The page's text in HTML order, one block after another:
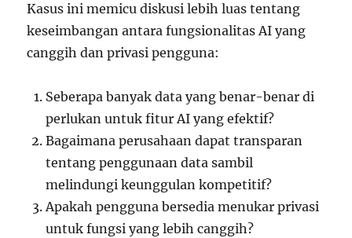
Kasus ini memicu diskusi lebih luas tentang
keseimbangan antara fungsionalitas AI yang
canggih dan privasi pengguna:
Seberapa banyak data yang benar-benar di
perlukan untuk fitur AI yang efektif?
Bagaimana perusahaan dapat transparan
tentang penggunaan data sambil
melindungi keunggulan kompetitif?
Apakah pengguna bersedia menukar privasi
untuk fungsi yang lebih canggih?